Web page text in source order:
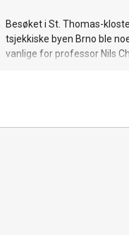
Besøket i St. Thomas-
tsjekkiske byen Brno ble
vanlige for professor Nils
formulerte de berømte